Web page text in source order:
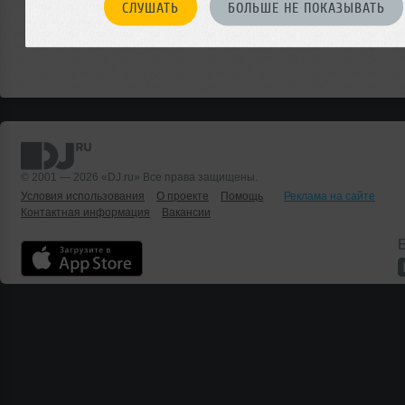
СЛУШАТЬ БОЛЬШЕ НЕ ПОКАЗЫВАТЬ
© 2001 — 2026 «DJ.ru» Все права защищены.
Условия использования
О проекте Помощь
Реклама на сайте
Контактная информация
Вакансии